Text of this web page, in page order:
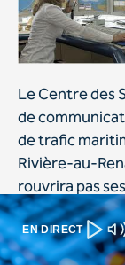
EN DIRECT